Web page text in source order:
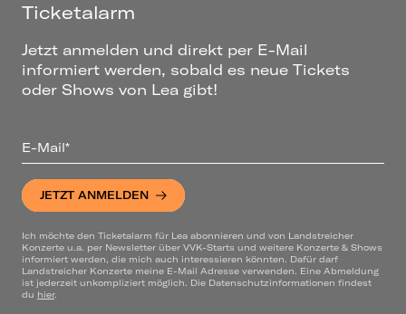
Ticketalarm
Jetzt anmelden und direkt per E-Mail
informiert werden, sobald es neue Tickets
oder Shows von Lea gibt!
E-Mail*
JETZT ANMELDEN
Ich möchte den Ticketalarm für Lea abonnieren und von Landstreicher
Konzerte u.a. per Newsletter über VVK-Starts und weitere Konzerte & Shows
informiert werden, die mich auch interessieren könnten. Dafür darf
Landstreicher Konzerte meine E-Mail Adresse verwenden. Eine Abmeldung
ist jederzeit unkompliziert möglich. Die Datenschutzinformationen findest
du hier.